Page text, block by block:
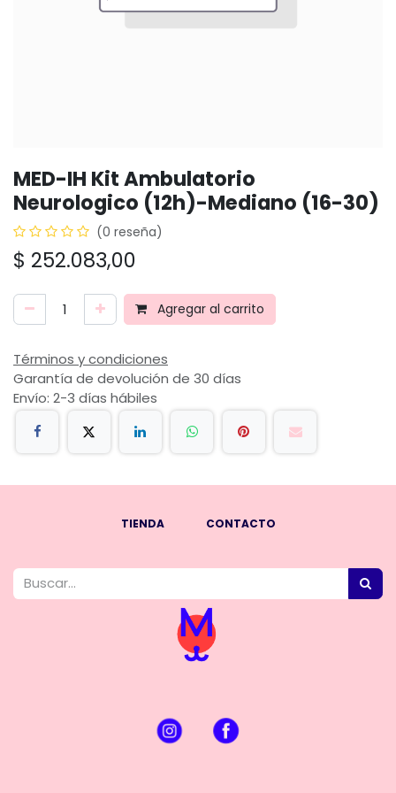
MED-IH Kit Ambulatorio
Neurologico (12h)-Mediano (16-30)
(0 reseña)
$ 252.083,00
Agregar al carrito
Términos y condiciones
Garantía de devolución de 30 días
Envío: 2-3 días hábiles
TIENDA CONTACTO